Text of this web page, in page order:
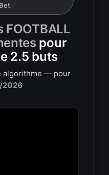
pour
2.5 buts
algorithme — pour